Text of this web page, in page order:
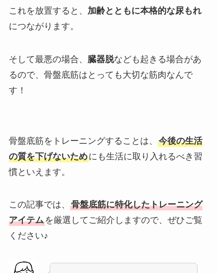
これを放置すると、 加齢とともに本格的な尿もれ
につながります。
そして最悪の場合、 臓器脱なども起きる場合があ
るので、骨盤底筋はとっても大切な筋肉なんで
す！
骨盤底筋をトレーニングすることは、 今後の生活
の質を下げないためにも生活に取り入れるべき習
慣といえます。
この記事では、 骨盤底筋に特化したトレーニング
アイテムを厳選してご紹介しますので、ぜひご覧
ください♪